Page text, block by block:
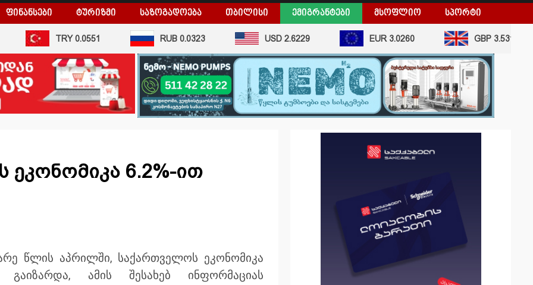
ᲤᲘᲜᲐᲜᲡᲔᲑᲘ ᲢᲣᲠᲘᲖᲛᲘ ᲡᲐᲖᲝᲒᲐᲓᲝᲔᲑᲐ ᲗᲑᲘᲚᲘᲡᲘ ᲔᲛᲘᲒᲠᲐᲜᲢᲔᲑᲘ ᲛᲡᲝᲤᲚᲘᲝ ᲡᲞᲝᲠᲢᲘ
TRY 0.0551 RUB 0.0323 USD 2.6229 EUR 3.0260 GBP 3.5315
6.2%-ით
წლის აპრილში, საქართველოს ეკონომიკა
გაიზარდა, ამის შესახებ ინფორმაციას